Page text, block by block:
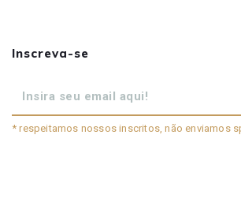
Inscreva-se
* respeitamos nossos inscritos, não enviamos